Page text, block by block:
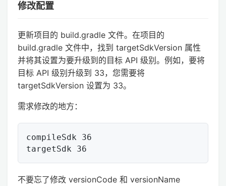
修改配置
更新项目的 build.gradle 文件。在项目的
build.gradle 文件中，找到 targetSdkVersion 属性
并将其设置为要升级到的目标 API 级别。例如，要将
目标 API 级别升级到 33，您需要将
targetSdkVersion 设置为 33。
需求修改的地方：
compileSdk 36
不要忘了修改 versionCode 和 versionName